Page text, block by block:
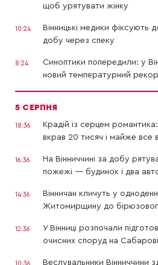
щоб урятувати жінку
10:24
Вінницькі медики фіксують
добу через спеку
8:24
Синоптики попередили: у
новий температурний
5 СЕРПНЯ
18:36
Крадій із серцем
вкрав 20 тисяч і майже все
16:36
На Вінниччині за добу
пожежі — будинок і два
14:36
Вінничан кличуть у
Житомирщину до
12:36
У Вінниці розпочали
очисних споруд на Сабарові
10:36
Веслувальники Вінниччини